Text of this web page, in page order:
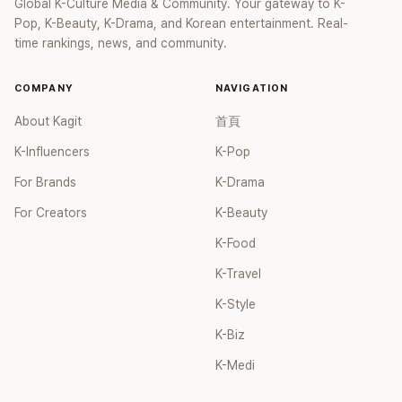
Global K-Culture Media & Community. Your gateway to K-
Pop, K-Beauty, K-Drama, and Korean entertainment. Real-
time rankings, news, and community.
COMPANY
About Kagit
K-Influencers
For Brands
For Creators
NAVIGATION
首頁
K-Pop
K-Drama
K-Beauty
K-Food
K-Travel
K-Style
K-Biz
K-Medi